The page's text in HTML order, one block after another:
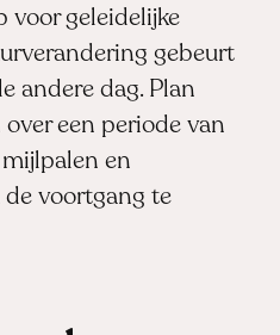
voor geleidelijke
gebeurt
andere dag. Plan
een periode van
en
voortgang te